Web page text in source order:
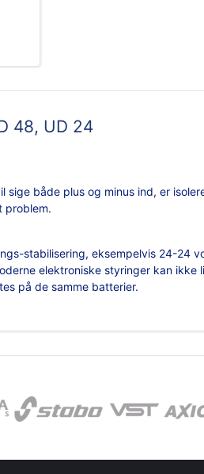
48, UD 24
sige både plus og minus ind, er
problem.
stabilisering, eksempelvis 24-24
elektroniske styringer kan
på de samme batterier.